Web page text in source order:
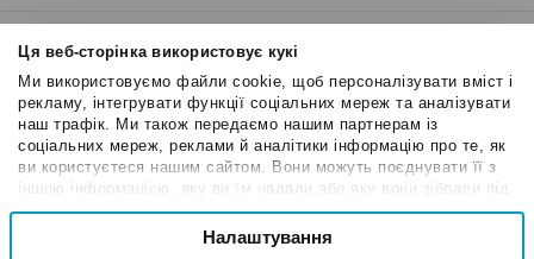
Ця веб-сторінка використовує кукі
Ми використовуємо файли cookie, щоб персоналізувати вміст і
рекламу, інтегрувати функції соціальних мереж та аналізувати
наш трафік. Ми також передаємо нашим партнерам із
соціальних мереж, реклами й аналітики інформацію про те, як
ви користуєтеся нашим сайтом. Вони можуть поєднувати її з
іншою інформацією, яку ви їм надали або яку вони зібрали під
час вашого користування їхніми службами.
Вибір
Налаштування
Правила користування
Політика Cookies
Безпека SendPulse
Політика конфіденційності
© 2015 - 2026. ТОВ «СендПульс». Всі права захищені